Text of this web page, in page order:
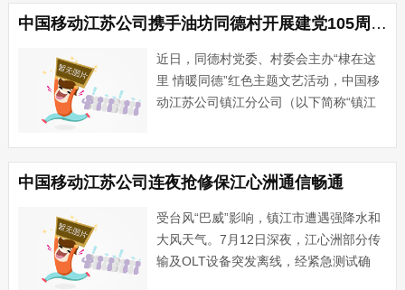
与文罗镇工会联合会代表队，为首届···...
中国移动江苏公司携手油坊同德村开展建党105周年主题志愿服务活动
近日，同德村党委、村委会主办“棣在这
里 情暖同德”红色主题文艺活动，中国移
动江苏公司镇江分公司（以下简称“镇江
人寿扬中支公司、油坊镇文体教育部门共
同协办。活动以“文艺汇演+惠民服务”融
合形式，为···...
中国移动江苏公司连夜抢修保江心洲通信畅通
受台风“巴威”影响，镇江市遭遇强降水和
大风天气。7月12日深夜，江心洲部分传
输及OLT设备突发离线，经紧急测试确